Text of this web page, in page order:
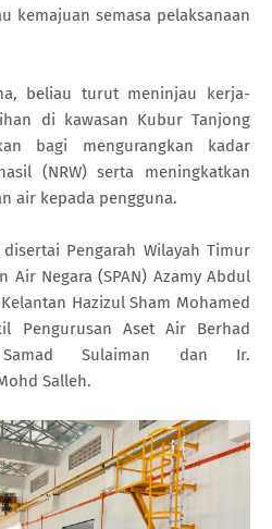
kemajuan semasa pelaksanaan
beliau turut meninjau kerja-
di kawasan Kubur Tanjong
bagi mengurangkan kadar
(NRW) serta meningkatkan
air kepada pengguna.
Pengarah Wilayah Timur
Air Negara (SPAN) Azamy Abdul
Hazizul Sham Mohamed
Pengurusan Aset Air Berhad
Sulaiman dan Ir.
Salleh.